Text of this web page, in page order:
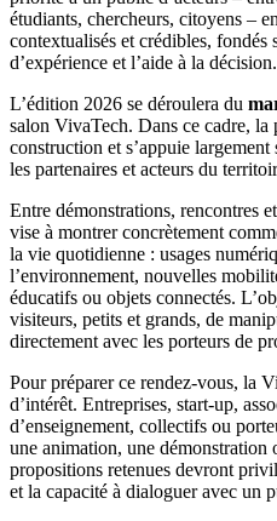
étudiants, chercheurs, citoyens –
contextualisés et crédibles, fondés
d’expérience et l’aide à la décision.
L’édition 2026 se déroulera du
salon VivaTech. Dans ce cadre, la
construction et s’appuie
les partenaires et acteurs du
Entre démonstrations, rencontres
vise à montrer concrètement
la vie quotidienne : usages
l’environnement, nouvelles
éducatifs ou objets connectés.
visiteurs, petits et grands, de
directement avec les porteurs de
Pour préparer ce rendez-vous, la
d’intérêt. Entreprises, start-up,
d’enseignement, collectifs ou
une animation, une
propositions retenues devront
et la capacité à dialoguer avec un